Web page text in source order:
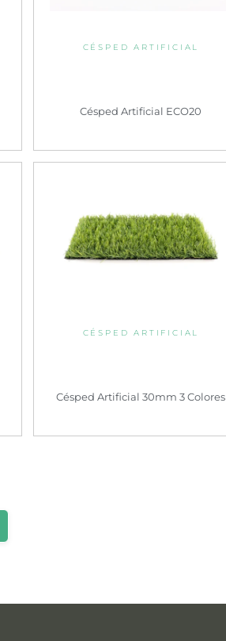
CÉSPED ARTIFICIAL
Césped Artificial ECO20
CÉSPED ARTIFICIAL
Césped Artificial 30mm 3 Colores